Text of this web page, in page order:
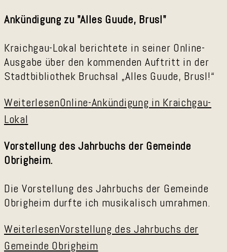
Ankündigung zu "Alles Guude, Brusl"
Kraichgau-Lokal berichtete in seiner Online-
Ausgabe über den kommenden Auftritt in der
Stadtbibliothek Bruchsal „Alles Guude, Brusl!“
WeiterlesenOnline-Ankündigung in Kraichgau-
Lokal
Vorstellung des Jahrbuchs der Gemeinde
Obrigheim.
Die Vorstellung des Jahrbuchs der Gemeinde
Obrigheim durfte ich musikalisch umrahmen.
WeiterlesenVorstellung des Jahrbuchs der
Gemeinde Obrigheim